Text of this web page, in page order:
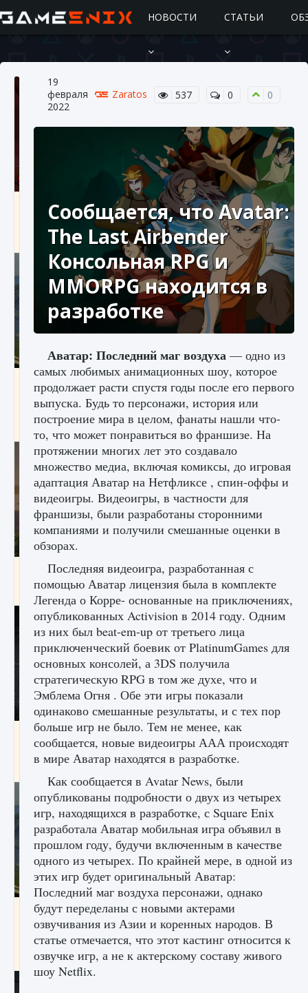
НОВОСТИ СТАТЬИ
Подробное руководство по получению
самоцветов Brawl Stars
10 августа 2024 2 685 0 1
Как исправить ошибку Palworld «Идет
сохранение мира — Невозможно начать
сохранение данных мира»
9 августа 2024 2 511 0 0
Как заработать медали лиги Clash of Clans
9 августа 2024 2 599 0 1
лицензии, лиги, команды и стадионы в EA
FC 25
9 августа 2024 0
Как исправить ошибку Palworld EPalworld
«Идет сохранение мира — Невозможно
начать сохранение данных мира»
9 августа 2024 2 711 0 0
19
февраля
2022
Zaratos 537 0 0
Сообщается, что Avatar:
The Last Airbender
Консольная RPG и
MMORPG находится в
разработке
Аватар: Последний маг воздуха — одно из
самых любимых анимационных шоу, которое
продолжает расти спустя годы после его первого
выпуска. Будь то персонажи, история или
построение мира в целом, фанаты нашли что-
то, что может понравиться во франшизе. На
протяжении многих лет это создавало
множество медиа, включая комиксы, до игровая
адаптация Аватар на Нетфликсе , спин-оффы и
видеоигры. Видеоигры, в частности для
франшизы, были разработаны сторонними
компаниями и получили смешанные оценки в
обзорах.
Последняя видеоигра, разработанная с
помощью Аватар лицензия была в комплекте
Легенда о Корре- основанные на приключениях,
опубликованных Activision в 2014 году. Одним
из них был beat-em-up от третьего лица
приключенческий боевик от PlatinumGames для
основных консолей, а 3DS получила
стратегическую RPG в том же духе, что и
Эмблема Огня . Обе эти игры показали
одинаково смешанные результаты, и с тех пор
больше игр не было. Тем не менее, как
сообщается, новые видеоигры ААА происходят
в мире Аватар находятся в разработке.
Как сообщается в Avatar News, были
опубликованы подробности о двух из четырех
игр, находящихся в разработке, с Square Enix
разработала Аватар мобильная игра объявил в
прошлом году, будучи включенным в качестве
одного из четырех. По крайней мере, в одной из
этих игр будет оригинальный Аватар:
Последний маг воздуха персонажи, однако
будут переделаны с новыми актерами
озвучивания из Азии и коренных народов. В
статье отмечается, что этот кастинг относится к
озвучке игр, а не к актерскому составу живого
шоу Netflix.